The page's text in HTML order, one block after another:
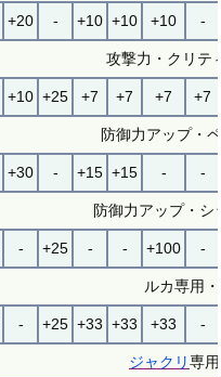
+20 - +10 +10 +10 -
攻撃力・クリテ
+10 +25 +7 +7 +7 +7
防御力アップ・
+30 - +15 +15 - -
防御力アップ・シ
- +25 - - +100 -
ルカ専用
- +25 +33 +33 +33 -
ジャクリ専